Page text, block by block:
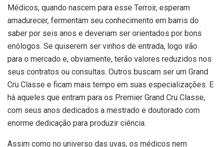
Médicos, quando nascem para esse Terroir, esperam
amadurecer, fermentam seu conhecimento em barris do
saber por seis anos e deveriam ser orientados por bons
enólogos. Se quiserem ser vinhos de entrada, logo irão
para o mercado e, obviamente, terão valores reduzidos nos
seus contratos ou consultas. Outros buscam ser um Grand
Cru Classe e ficam mais tempo em suas especializações. E
há aqueles que entram para os Premier Grand Cru Classe,
com seus anos dedicados a mestrado e doutorado com
enorme dedicação para produzir ciência.
Assim como no universo das uvas, os médicos nem